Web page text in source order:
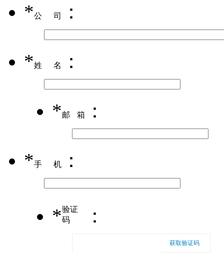
*公司 ：
*姓名 ：
*邮箱 ：
*手机 ：
*验证
码
：
获取验证码